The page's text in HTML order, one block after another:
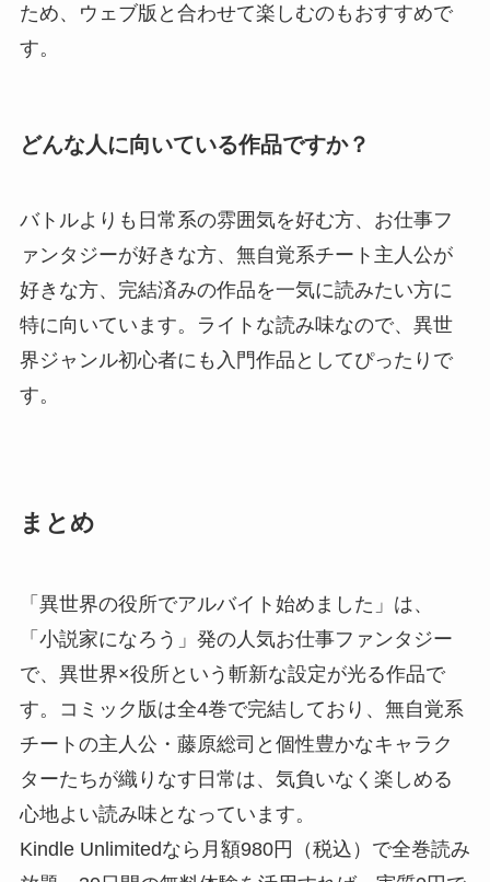
ため、ウェブ版と合わせて楽しむのもおすすめで
す。
どんな人に向いている作品ですか？
バトルよりも日常系の雰囲気を好む方、お仕事フ
ァンタジーが好きな方、無自覚系チート主人公が
好きな方、完結済みの作品を一気に読みたい方に
特に向いています。ライトな読み味なので、異世
界ジャンル初心者にも入門作品としてぴったりで
す。
まとめ
「異世界の役所でアルバイト始めました」は、
「小説家になろう」発の人気お仕事ファンタジー
で、異世界×役所という斬新な設定が光る作品で
す。コミック版は全4巻で完結しており、無自覚系
チートの主人公・藤原総司と個性豊かなキャラク
ターたちが織りなす日常は、気負いなく楽しめる
心地よい読み味となっています。
Kindle Unlimitedなら月額980円（税込）で全巻読み